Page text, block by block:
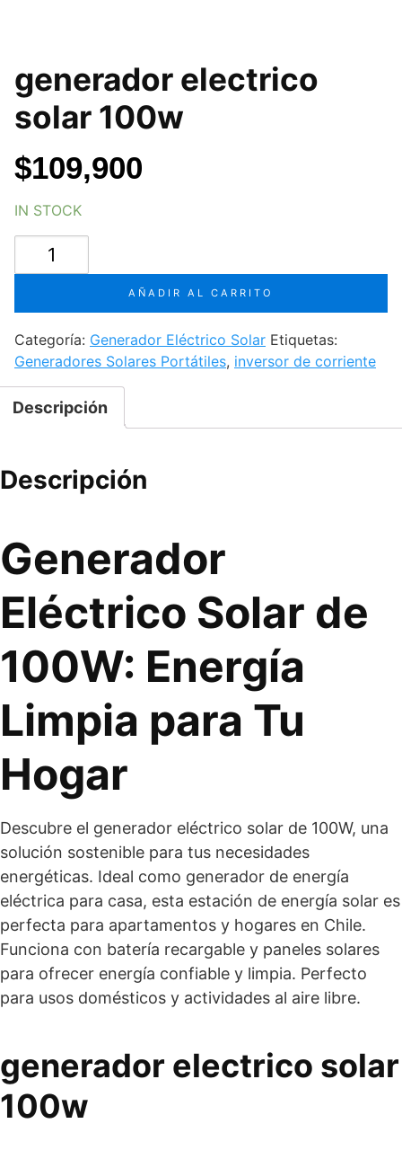
generador electrico
solar 100w
$109,900
IN STOCK
generador
electrico
100w
cantidad
AÑADIR AL CARRITO
Categoría: Generador Eléctrico Solar Etiquetas:
Generadores Solares Portátiles, inversor de corriente
Descripción
Descripción
Generador
Eléctrico Solar de
100W: Energía
Limpia para Tu
Hogar
Descubre el generador eléctrico solar de 100W, una
solución sostenible para tus necesidades
energéticas. Ideal como generador de energía
eléctrica para casa, esta estación de energía solar es
perfecta para apartamentos y hogares en Chile.
Funciona con batería recargable y paneles solares
para ofrecer energía confiable y limpia. Perfecto
para usos domésticos y actividades al aire libre.
generador electrico solar
100w